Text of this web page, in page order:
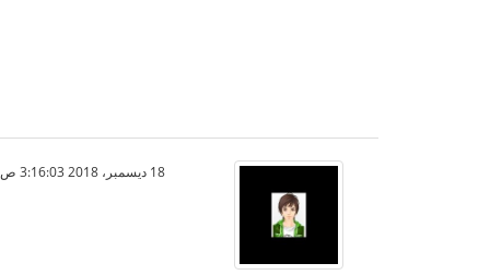
18 ديسمبر، 2018 3:16:03 ص